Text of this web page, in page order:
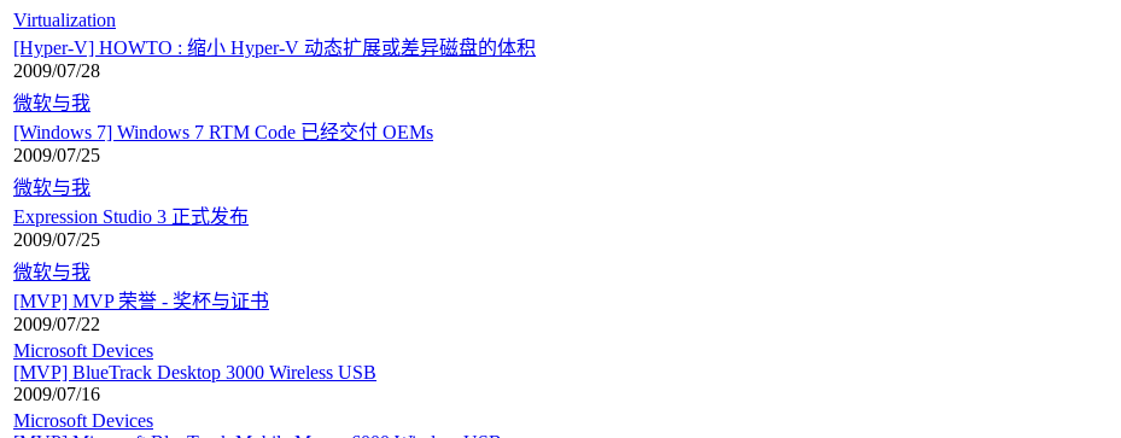
Virtualization
[Hyper-V] HOWTO : 缩小 Hyper-V 动态扩展或差异磁盘的体积
2009/07/28
微软与我
[Windows 7] Windows 7 RTM Code 已经交付 OEMs
2009/07/25
微软与我
Expression Studio 3 正式发布
2009/07/25
微软与我
[MVP] MVP 荣誉 - 奖杯与证书
2009/07/22
Microsoft Devices
[MVP] BlueTrack Desktop 3000 Wireless USB
2009/07/16
Microsoft Devices